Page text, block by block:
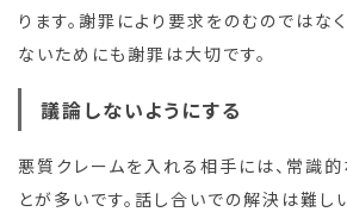
ります。謝罪により要求をのむのではな
ないためにも謝罪は大切です。
議論しないようにする
悪質クレームを入れる相手には、常識
とが多いです。話し合いでの解決は難し